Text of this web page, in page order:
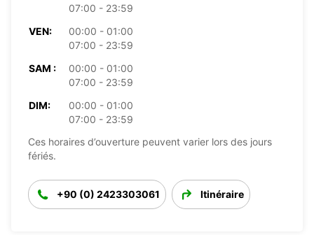
07:00 - 23:59
VEN:
00:00 - 01:00
07:00 - 23:59
SAM :
00:00 - 01:00
07:00 - 23:59
DIM:
00:00 - 01:00
07:00 - 23:59
Ces horaires d’ouverture peuvent varier lors des jours
fériés.
+90 (0) 2423303061 Itinéraire